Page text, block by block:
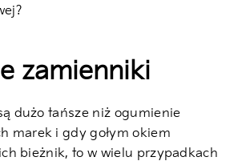
zamienniki
dużo tańsze niż ogumienie
marek i gdy gołym okiem
bieżnik, to w wielu przypadkach